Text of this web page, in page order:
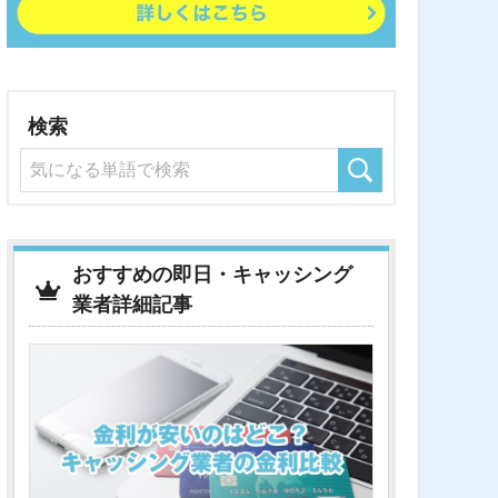
検索
おすすめの即日・キャッシング
業者詳細記事